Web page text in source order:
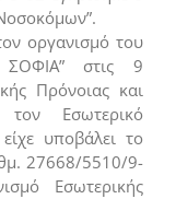
οργανισμό του
στις 9
Πρόνοιας και
τον Εσωτερικό
υποβάλει το
27668/5510/9-
Εσωτερικής